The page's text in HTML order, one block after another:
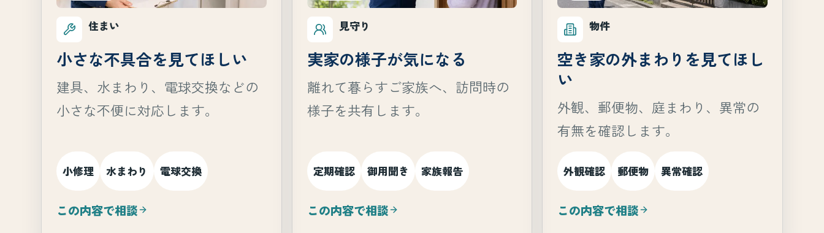
住まい
小さな不具合を見てほしい
建具、水まわり、電球交換などの
小さな不便に対応します。
小修理 水まわり 電球交換
この内容で相談
見守り
実家の様子が気になる
離れて暮らすご家族へ、訪問時の
様子を共有します。
定期確認 御用聞き 家族報告
この内容で相談
物件
空き家の外まわりを見てほし
い
外観、郵便物、庭まわり、異常の
有無を確認します。
外観確認 郵便物 異常確認
この内容で相談